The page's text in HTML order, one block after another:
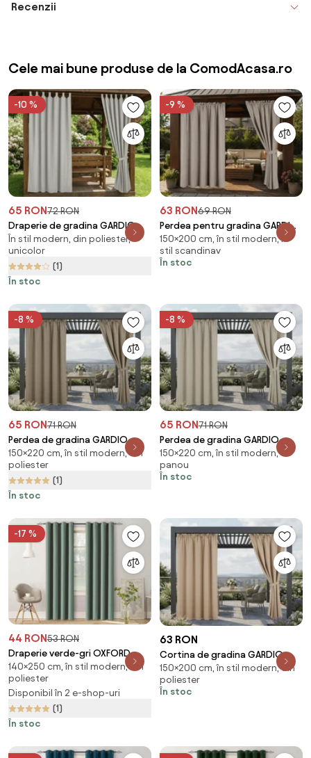
Recenzii
Cele mai bune produse de la ComodAcasa.ro
-10 %
65 RON72 RON
Draperie de gradina GARDIO
ELEGANT rezistenta la apa
150x220, gri
În stil modern, din poliester, -
unicolor
(1)
În stoc
-9 %
63 RON69 RON
Perdea pentru gradina GARDIO
rezistent la apa 150x200 cm,
bej deschis
150×200 cm, în stil modern, în
stil scandinav
În stoc
-8 %
65 RON71 RON
Perdea de gradina GARDIO
impermeabila 150x220 cm,
maro deschis
150×220 cm, în stil modern, din
poliester
(1)
În stoc
-8 %
65 RON71 RON
Perdea de gradina GARDIO
impermeabil 150x220 cm, bej gri
150×220 cm, în stil modern, -
panou
În stoc
-17 %
44 RON53 RON
Draperie verde-gri OXFORD
140x250 cm Agatat: Inele
metalice
140×250 cm, în stil modern, din
poliester
Disponibil în 2 e-shop-uri
(1)
În stoc
63 RON
Cortina de gradina GARDIO
rezistenta la apa 150x200 cm,
bej
150×200 cm, în stil modern, din
poliester
În stoc